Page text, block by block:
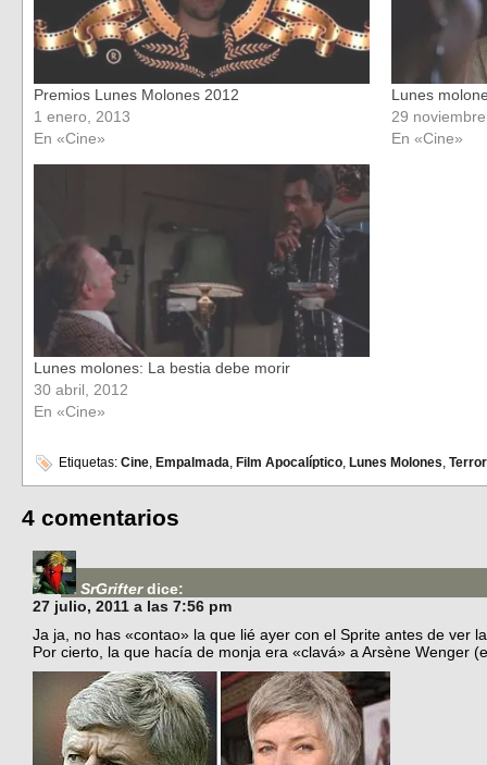
Premios Lunes Molones 2012
1 enero, 2013
En «Cine»
Lunes
29
En «Cine»
Lunes molones: La bestia debe morir
30 abril, 2012
En «Cine»
Etiquetas: Cine, Empalmada, Film Apocalíptico, Lunes Molones, Terror
4 comentarios
SrGrifter dice:
27 julio, 2011 a las 7:56 pm
Ja ja, no has «contao» la que lié ayer con el Sprite antes de ver
Por cierto, la que hacía de monja era «clavá» a Arsène Wenger